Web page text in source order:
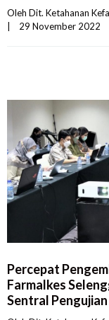
Oleh Dit. Ketahanan
29 November 2022
Percepat
Farmalkes
Sentral